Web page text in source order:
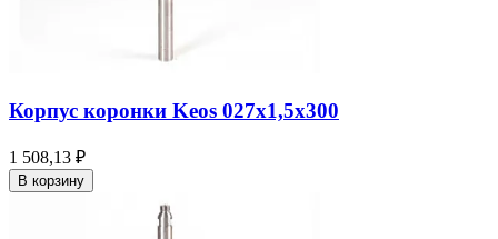
Корпус коронки Keos 027x1,5x300
1 508,13 ₽
В корзину